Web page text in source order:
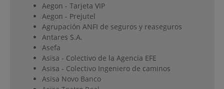
Aegon - Tarjeta VIP
Aegon - Prejutel
Agrupación ANFI de seguros y reaseguros
Antares S.A.
Asefa
Asisa - Colectivo de la Agencia EFE
Asisa - Colectivo Ingeniero de caminos
Asisa Novo Banco